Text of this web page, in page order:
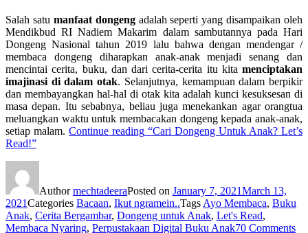
Salah satu manfaat dongengadalah seperti yang disampaikan oleh
Mendikbud RI Nadiem Makarim dalam sambutannya pada Hari
Dongeng Nasional tahun 2019 lalu bahwa dengan mendengar /
membaca dongeng diharapkan anak-anak menjadi senang dan
mencintai cerita, buku, dan dari cerita-cerita itu kita menciptakan
imajinasi di dalam otak. Selanjutnya, kemampuan dalam berpikir
dan membayangkan hal-hal di otak kita adalah kunci kesuksesan di
masa depan. Itu sebabnya, beliau juga menekankan agar orangtua
meluangkan waktu untuk membacakan dongeng kepada anak-anak,
setiap malam. Continue reading “Cari Dongeng Untuk Anak? Let’s
Read!”
AuthormechtadeeraPosted on January 7, 2021March 13,
2021Categories Bacaan, Ikut ngramein..Tags Ayo Membaca, Buku
Anak, Cerita Bergambar, Dongeng untuk Anak, Let's Read,
Membaca Nyaring, Perpustakaan Digital Buku Anak70 Comments